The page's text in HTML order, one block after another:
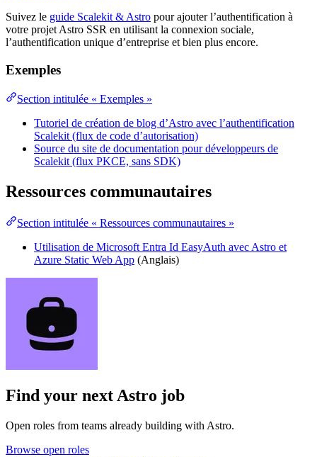
Suivez le guide Scalekit & Astro pour ajouter l’authentification à
votre projet Astro SSR en utilisant la connexion sociale,
l’authentification unique d’entreprise et bien plus encore.
Exemples
Section intitulée « Exemples »
Tutoriel de création de blog d’Astro avec l’authentification
Scalekit (flux de code d’autorisation)
Source du site de documentation pour développeurs de
Scalekit (flux PKCE, sans SDK)
Ressources communautaires
Section intitulée « Ressources communautaires »
Utilisation de Microsoft Entra Id EasyAuth avec Astro et
Azure Static Web App (Anglais)
Find your nextAstro job
Open roles from teams already building with Astro.
Browse open roles